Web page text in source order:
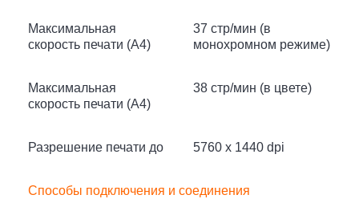
Максимальная
скорость печати (A4)
37 стр/мин (в
монохромном режиме)
Максимальная
скорость печати (A4)
38 стр/мин (в цвете)
Разрешение печати до 5760 x 1440 dpi
Способы подключения и соединения